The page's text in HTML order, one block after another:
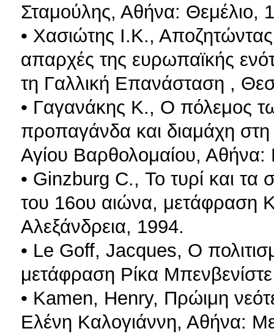
Σταμούλης, Αθήνα: Θεμέλιο,
• Χασιώτης Ι.Κ.,
απαρχές της ευρωπαϊκής
τη Γαλλική Επανάσταση ,
• Γαγανάκης Κ., Ο πόλεμος
προπαγάνδα και διαμάχη στη
Αγίου Βαρθολομαίου,
• Ginzburg C., Το τυρί και
του 16ου αιώνα, μετάφραση
Αλεξάνδρεια, 1994.
• Le Goff, Jacques, Ο
μετάφραση Ρίκα
• Kamen, Henry, Πρώιμη
Ελένη Καλογιάννη, Αθήνα: